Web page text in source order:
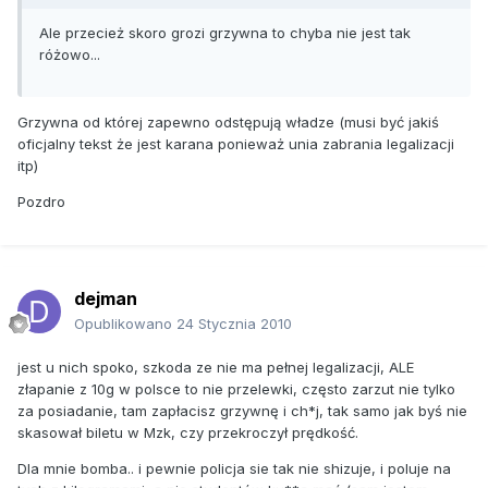
Do tej pory prawo mówiło, że wykroczeniem jest posiadanie
narkotyku "w niewielkiej ilości". Teraz "niewielką ilość"
by nie obawiać się pójścia do więzienia.
marihuany w skrajnym przypadku kosztować może w
Taka kara śmieszy jednak tych, którzy o liberalizację
jest Jiri X. Dolezal, znany publicysta tygodnika "Refleks",
który - jak sam przyznaje - dziennie wypala trzy gramy
marihuany.
- Do tej pory najgorsza była niepewność, że jak ktoś złapie
ma - zaznacza. A kary? - One są za wszystko. Jeśli
Ale przecież skoro grozi grzywna to chyba nie jest tak
różowo...
Grzywna od której zapewno odstępują władze (musi być jakiś
oficjalny tekst że jest karana ponieważ unia zabrania legalizacji
itp)
Pozdro
dejman
Opublikowano 24 Stycznia 2010
jest u nich spoko, szkoda ze nie ma pełnej legalizacji, ALE
złapanie z 10g w polsce to nie przelewki, często zarzut nie tylko
za posiadanie, tam zapłacisz grzywnę i ch*j, tak samo jak byś nie
skasował biletu w Mzk, czy przekroczył prędkość.
Dla mnie bomba.. i pewnie policja sie tak nie shizuje, i poluje na